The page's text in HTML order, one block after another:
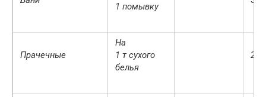
1 помывку
Прачечные
На
1 т сухого
белья